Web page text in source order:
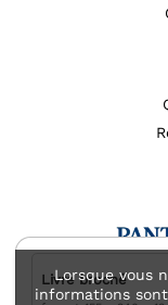
Lorsque vous
informations
Livre broché